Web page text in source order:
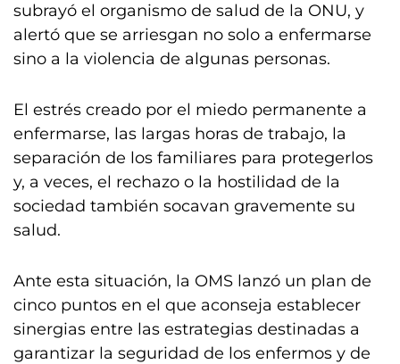
subrayó el organismo de salud de la ONU, y
alertó que se arriesgan no solo a enfermarse
sino a la violencia de algunas personas.
El estrés creado por el miedo permanente a
enfermarse, las largas horas de trabajo, la
separación de los familiares para protegerlos
y, a veces, el rechazo o la hostilidad de la
sociedad también socavan gravemente su
salud.
Ante esta situación, la OMS lanzó un plan de
cinco puntos en el que aconseja establecer
sinergias entre las estrategias destinadas a
garantizar la seguridad de los enfermos y de